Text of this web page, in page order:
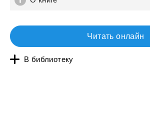
Читать онлайн
В библиотеку